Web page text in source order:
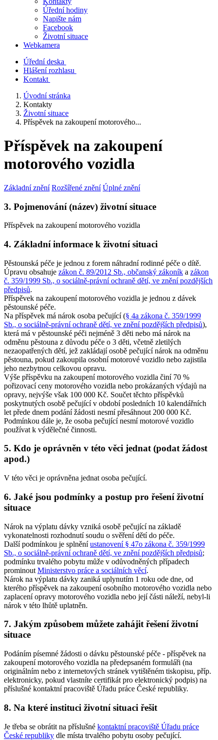
Úřední hodiny
Napište nám
Facebook
Životní situace
Webkamera
Úřední deska
Hlášení rozhlasu
Kontakt
Úvodní stránka
Kontakty
Životní situace
Příspěvek na zakoupení motorového...
Příspěvek na zakoupení
motorového vozidla
Základní znění Rozšířené znění Úplné znění
3. Pojmenování (název) životní situace
Příspěvek na zakoupení motorového vozidla
4. Základní informace k životní situaci
Pěstounská péče je jednou z forem náhradní rodinné péče o dítě.
Úpravu obsahuje zákon č. 89/2012 Sb., občanský zákoník a zákon
č. 359/1999 Sb., o sociálně-právní ochraně dětí, ve znění pozdějších
předpisů.
Příspěvek na zakoupení motorového vozidla je jednou z dávek
pěstounské péče.
Na příspěvek má nárok osoba pečující (§ 4a zákona č. 359/1999
Sb., o sociálně-právní ochraně dětí, ve znění pozdějších předpisů),
která má v pěstounské péči nejméně 3 děti nebo má nárok na
odměnu pěstouna z důvodu péče o 3 děti, včetně zletilých
nezaopatřených dětí, jež zakládají osobě pečující nárok na odměnu
pěstouna, pokud zakoupila osobní motorové vozidlo nebo zajistila
jeho nezbytnou celkovou opravu.
Výše příspěvku na zakoupení motorového vozidla činí 70 %
pořizovací ceny motorového vozidla nebo prokázaných výdajů na
opravy, nejvýše však 100 000 Kč. Součet těchto příspěvků
poskytnutých osobě pečující v období posledních 10 kalendářních
let přede dnem podání žádosti nesmí přesáhnout 200 000 Kč.
Podmínkou dále je, že osoba pečující nesmí motorové vozidlo
používat k výdělečné činnosti.
5. Kdo je oprávněn v této věci jednat (podat žádost
apod.)
V této věci je oprávněna jednat osoba pečující.
6. Jaké jsou podmínky a postup pro řešení životní
situace
Nárok na výplatu dávky vzniká osobě pečující na základě
vykonatelnosti rozhodnutí soudu o svěření dětí do péče.
Další podmínkou je splněníustanovení § 47o zákona č. 359/1999
Sb., o sociálně-právní ochraně dětí, ve znění pozdějších předpisů;
podmínku trvalého pobytu může v odůvodněných případech
prominout Ministerstvo práce a sociálních věcí.
Nárok na výplatu dávky zaniká uplynutím 1 roku ode dne, od
kterého příspěvek na zakoupení osobního motorového vozidla nebo
zaplacení opravy motorového vozidla nebo její části náleží, nebyl-li
nárok v této lhůtě uplatněn.
7. Jakým způsobem můžete zahájit řešení životní
situace
Podáním písemné žádosti o dávku pěstounské péče - příspěvek na
zakoupení motorového vozidla na předepsaném formuláři (na
originálním nebo z internetových stránek vytištěném tiskopisu, příp.
elektronicky, pokud vlastníte certifikát pro elektronický podpis) na
příslušné kontaktní pracoviště Úřadu práce České republiky.
8. Na které instituci životní situaci řešit
Je třeba se obrátit na příslušné kontaktní pracoviště Úřadu práce
České republiky dle místa trvalého pobytu osoby pečující.